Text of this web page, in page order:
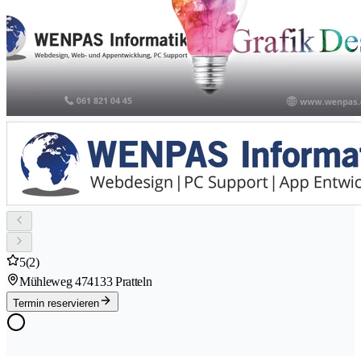
5(2)
Mühleweg 474133 Pratteln
Termin reservieren